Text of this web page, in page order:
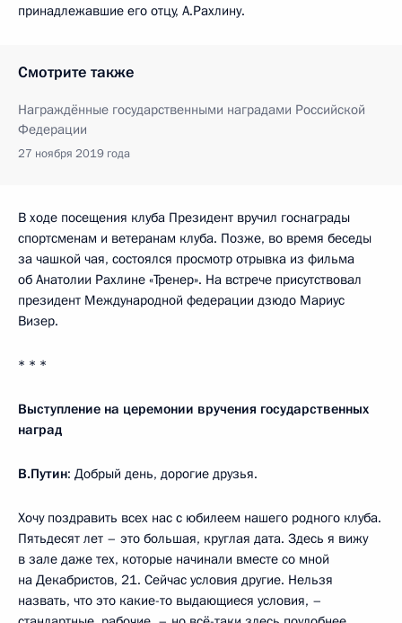
принадлежавшие его отцу, А.Рахлину.
Смотрите также
Награждённые государственными наградами Российской
Федерации
27 ноября 2019 года
В ходе посещения клуба Президент вручил госнаграды
спортсменам и ветеранам клуба. Позже, во время беседы
за чашкой чая, состоялся просмотр отрывка из фильма
об Анатолии Рахлине «Тренер». На встрече присутствовал
президент Международной федерации дзюдо Мариус
Визер.
* * *
Выступление на церемонии вручения государственных
наград
В.Путин: Добрый день, дорогие друзья.
Хочу поздравить всех нас с юбилеем нашего родного клуба.
Пятьдесят лет – это большая, круглая дата. Здесь я вижу
в зале даже тех, которые начинали вместе со мной
на Декабристов, 21. Сейчас условия другие. Нельзя
назвать, что это какие-то выдающиеся условия, –